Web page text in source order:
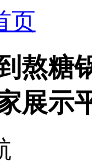
页
熬糖
展示